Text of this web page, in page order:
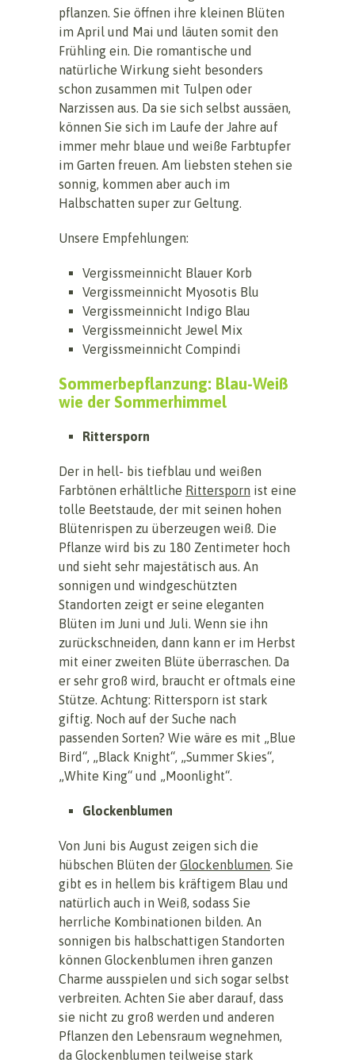
pflanzen. Sie öffnen ihre kleinen Blüten
im April und Mai und läuten somit den
Frühling ein. Die romantische und
natürliche Wirkung sieht besonders
schon zusammen mit Tulpen oder
Narzissen aus. Da sie sich selbst aussäen,
können Sie sich im Laufe der Jahre auf
immer mehr blaue und weiße Farbtupfer
im Garten freuen. Am liebsten stehen sie
sonnig, kommen aber auch im
Halbschatten super zur Geltung.
Unsere Empfehlungen:
Vergissmeinnicht Blauer Korb
Vergissmeinnicht Myosotis Blu
Vergissmeinnicht Indigo Blau
Vergissmeinnicht Jewel Mix
Vergissmeinnicht Compindi
Sommerbepflanzung: Blau-Weiß
wie der Sommerhimmel
Rittersporn
Der in hell- bis tiefblau und weißen
Farbtönen erhältliche Rittersporn ist eine
tolle Beetstaude, der mit seinen hohen
Blütenrispen zu überzeugen weiß. Die
Pflanze wird bis zu 180 Zentimeter hoch
und sieht sehr majestätisch aus. An
sonnigen und windgeschützten
Standorten zeigt er seine eleganten
Blüten im Juni und Juli. Wenn sie ihn
zurückschneiden, dann kann er im Herbst
mit einer zweiten Blüte überraschen. Da
er sehr groß wird, braucht er oftmals eine
Stütze. Achtung: Rittersporn ist stark
giftig. Noch auf der Suche nach
passenden Sorten? Wie wäre es mit „Blue
Bird“, „Black Knight“, „Summer Skies“,
„White King“ und „Moonlight“.
Glockenblumen
Von Juni bis August zeigen sich die
hübschen Blüten der Glockenblumen. Sie
gibt es in hellem bis kräftigem Blau und
natürlich auch in Weiß, sodass Sie
herrliche Kombinationen bilden. An
sonnigen bis halbschattigen Standorten
können Glockenblumen ihren ganzen
Charme ausspielen und sich sogar selbst
verbreiten. Achten Sie aber darauf, dass
sie nicht zu groß werden und anderen
Pflanzen den Lebensraum wegnehmen,
da Glockenblumen teilweise stark